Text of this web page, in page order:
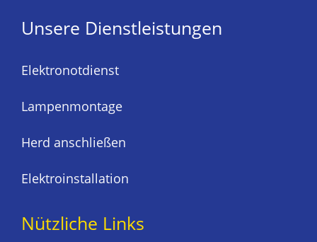
Unsere Dienstleistungen
Elektronotdienst
Lampenmontage
Herd anschließen
Elektroinstallation
Nützliche Links